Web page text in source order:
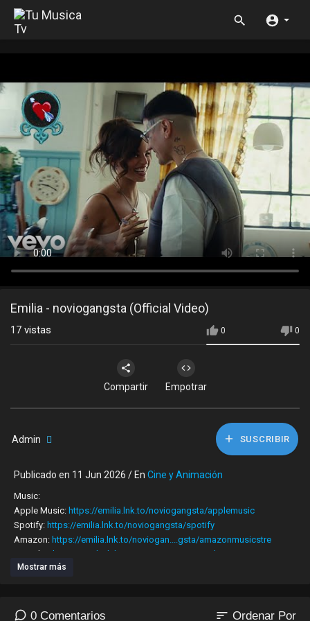
Emilia - noviogangsta (Official Video)
0 0
17 vistas
Compartir Empotrar
Admin SUSCRIBIR
Publicado en 11 Jun 2026 / En Cine y Animación
Music:
Apple Music: https://emilia.lnk.to/noviogangsta/applemusic
Spotify: https://emilia.lnk.to/noviogangsta/spotify
Amazon: https://emilia.lnk.to/noviogan....gsta/amazonmusicstre
YouTube: https://emilia.lnk.to/noviogangsta/youtube
iTunes:https://emilia.lnk.to/noviogangsta/itunes
Pandora:https://emilia.lnk.to/noviogangsta/pandora
Mostrar más
0 Comentarios sort Ordenar Por